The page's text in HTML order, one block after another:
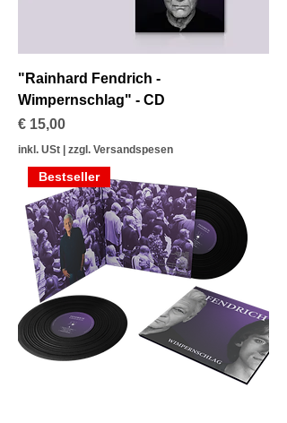
"Rainhard Fendrich -
Wimpernschlag" - CD
Preis
€ 15,00
inkl. USt zzgl. Versandspesen
Bestseller